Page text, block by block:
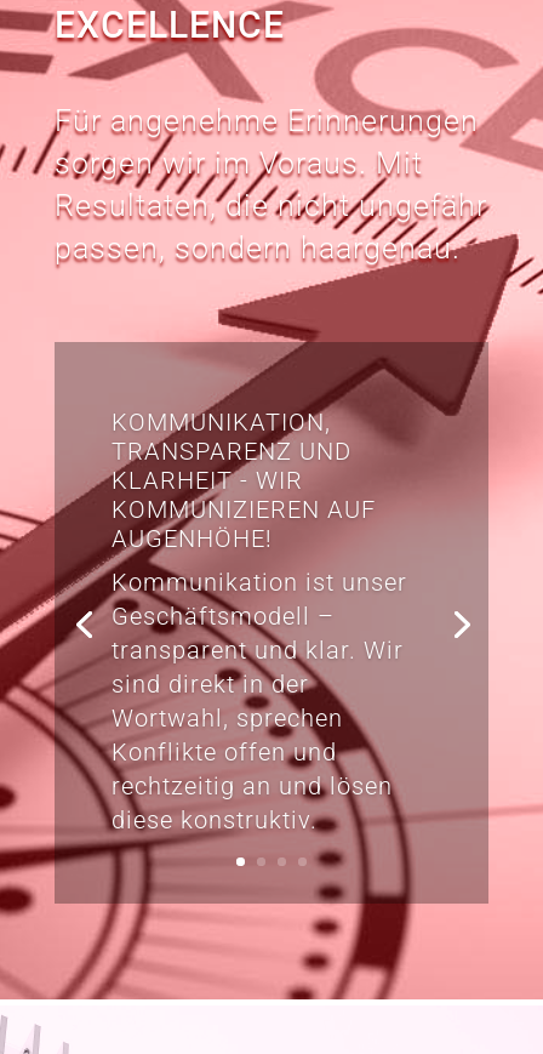
EXCELLENCE
Für angenehme Erinnerungen
sorgen wir im Voraus. Mit
Resultaten, die nicht ungefähr
passen, sondern haargenau.
KOMMUNIKATION,
TRANSPARENZ UND
KLARHEIT - WIR
KOMMUNIZIEREN AUF
AUGENHÖHE!
Kommunikation ist unser
Geschäftsmodell –
transparent und klar. Wir
sind direkt in der
Wortwahl, sprechen
Konflikte offen und
rechtzeitig an und lösen
diese konstruktiv.